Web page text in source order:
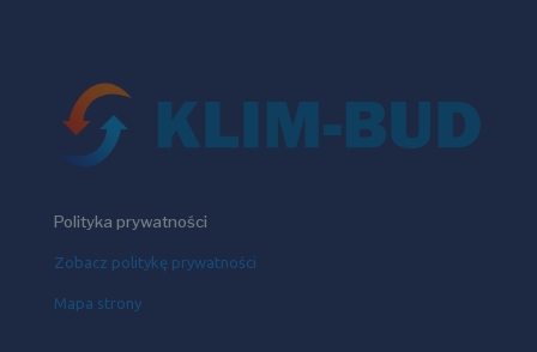
Polityka prywatności
Zobacz politykę prywatności
Mapa strony